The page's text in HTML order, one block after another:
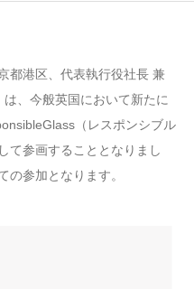
都港区、代表執行役社長 兼
、今般英国において新たに
（レスポンシブル
て参画することとなりまし
の参加となります。